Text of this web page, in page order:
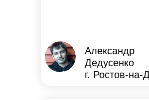
Александр
Дедусенко
г. Ростов-на-